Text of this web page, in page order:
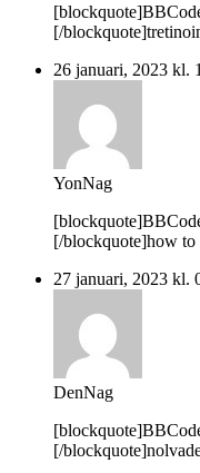
[/
26 januari, 2023 kl.
YonNag
[/blockquote]how
27 januari, 2023 kl.
DenNag
[/